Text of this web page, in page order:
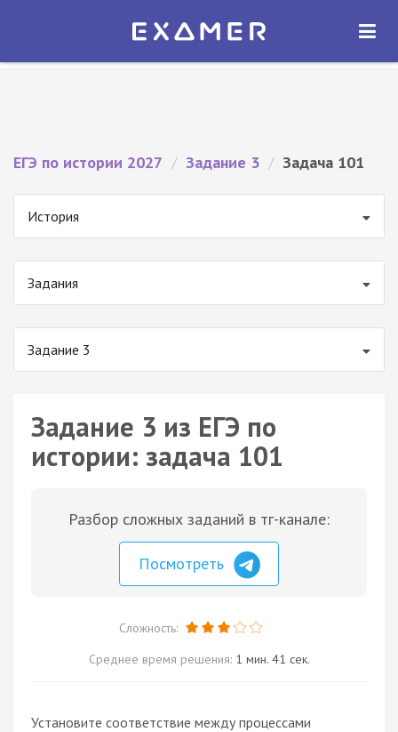
Экзамер — ЕГЭ 2027
ОТКРЫТЬ
ЕГЭ по истории 2027 / Задание 3 / Задача 101
История
Задания
Задание 3
Задание 3 из ЕГЭ по
истории: задача 101
Разбор сложных заданий в тг-канале:
Посмотреть
Сложность:
Среднее время решения: 1 мин. 41 сек.
Установите соответствие между процессами